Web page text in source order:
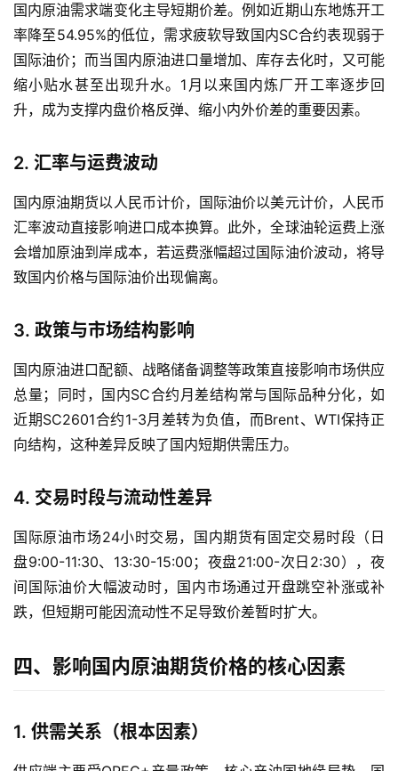
原
期
货
户
国内原油需求端变化主导短期价差。例如近期山东地炼开工
率降至54.95%的低位，需求疲软导致国内SC合约表现弱于
国际油价；而当国内原油进口量增加、库存去化时，又可能
缩小贴水甚至出现升水。1月以来国内炼厂开工率逐步回
升，成为支撑内盘价格反弹、缩小内外价差的重要因素。
2. 汇率与运费波动
国内原油期货以人民币计价，国际油价以美元计价，人民币
汇率波动直接影响进口成本换算。此外，全球油轮运费上涨
会增加原油到岸成本，若运费涨幅超过国际油价波动，将导
致国内价格与国际油价出现偏离。
3. 政策与市场结构影响
国内原油进口配额、战略储备调整等政策直接影响市场供应
总量；同时，国内SC合约月差结构常与国际品种分化，如
近期SC2601合约1-3月差转为负值，而Brent、WTI保持正
向结构，这种差异反映了国内短期供需压力。
4. 交易时段与流动性差异
国际原油市场24小时交易，国内期货有固定交易时段（日
盘9:00-11:30、13:30-15:00；夜盘21:00-次日2:30），夜
间国际油价大幅波动时，国内市场通过开盘跳空补涨或补
跌，但短期可能因流动性不足导致价差暂时扩大。
四、影响国内原油期货价格的核心因素
1. 供需关系（根本因素）